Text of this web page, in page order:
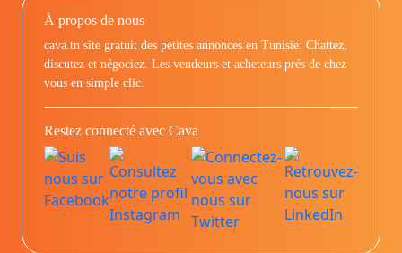
À propos de nous
cava.tn site gratuit des petites annonces en Tunisie: Chattez,
discutez et négociez. Les vendeurs et acheteurs prés de chez
vous en simple clic.
Restez connecté avec Cava